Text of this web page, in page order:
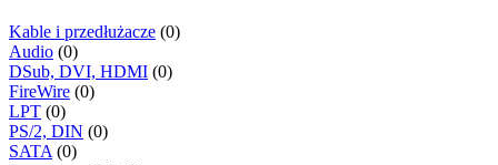
Kable i przedłużacze (0)
Audio (0)
DSub, DVI, HDMI (0)
FireWire (0)
LPT (0)
PS/2, DIN (0)
SATA (0)